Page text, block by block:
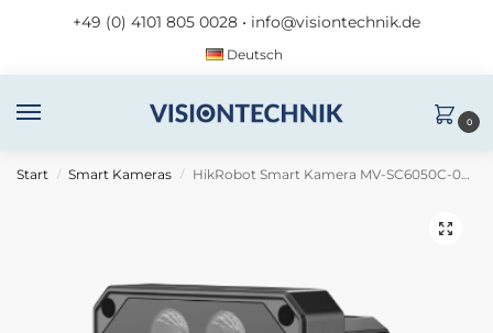
+49 (0) 4101 805 0028 • info@visiontechnik.de
Deutsch
0
Start / Smart Kameras / HikRobot Smart Kamera MV-SC6050C-08M-XBN